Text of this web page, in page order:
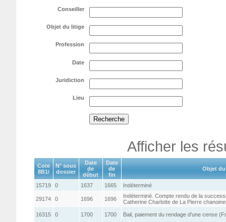
Conseiller
Objet du litige
Profession
Date
Juridiction
Lieu
Afficher les
Cote
8B1/
N° sous
dossier
Date
de
début
Date
de
fin
Objet
15719 0 1637 1665 Indéterminé
29174 0 1696 1696
Indéterminé. Compte rendu de la
Catherine Charlotte de La Pierre
16315 0 1700 1700 Bail, paiement du rendage d'une cense